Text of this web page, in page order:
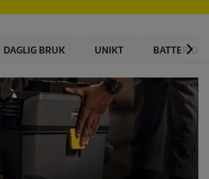
DAGLIG BRUK UNIKT